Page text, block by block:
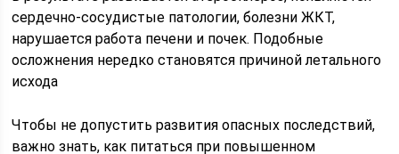
сердечно-сосудистые патологии, болезни ЖКТ,
нарушается работа печени и почек. Подобные
осложнения нередко становятся причиной летального
исхода
Чтобы не допустить развития опасных последствий,
важно знать, как питаться при повышенном